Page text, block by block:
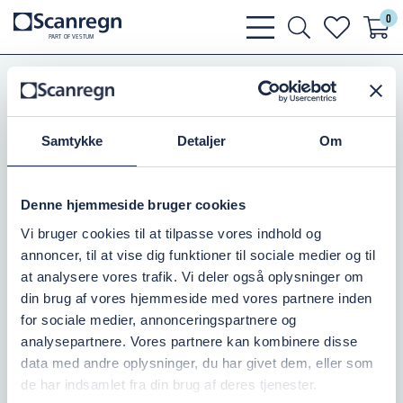
Samtykke Detaljer Om
Denne hjemmeside bruger cookies
Vi bruger cookies til at tilpasse vores indhold og
annoncer, til at vise dig funktioner til sociale medier og til
at analysere vores trafik. Vi deler også oplysninger om
din brug af vores hjemmeside med vores partnere inden
for sociale medier, annonceringspartnere og
analysepartnere. Vores partnere kan kombinere disse
data med andre oplysninger, du har givet dem, eller som
de har indsamlet fra din brug af deres tjenester.
PART OF VESTUM
bars
light
search
light
heart
light
0
Knivpumper
Knivpumper